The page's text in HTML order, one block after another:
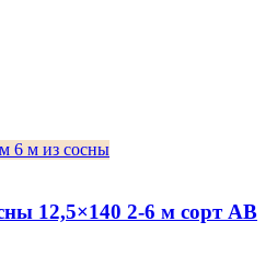
12,5×140 2-6 м сорт АВ